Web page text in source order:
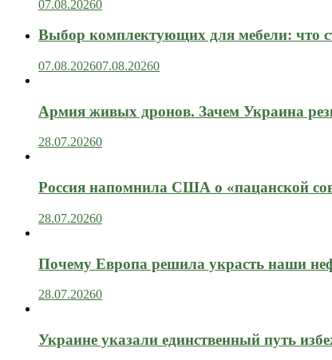
07.08.20260
Выбор комплектующих для мебели: что
07.08.202607.08.20260
Армия живых дронов. Зачем Украина
28.07.20260
Россия напомнила США о «пацанской
28.07.20260
Почему Европа решила украсть наши
28.07.20260
Украине указали единственный путь